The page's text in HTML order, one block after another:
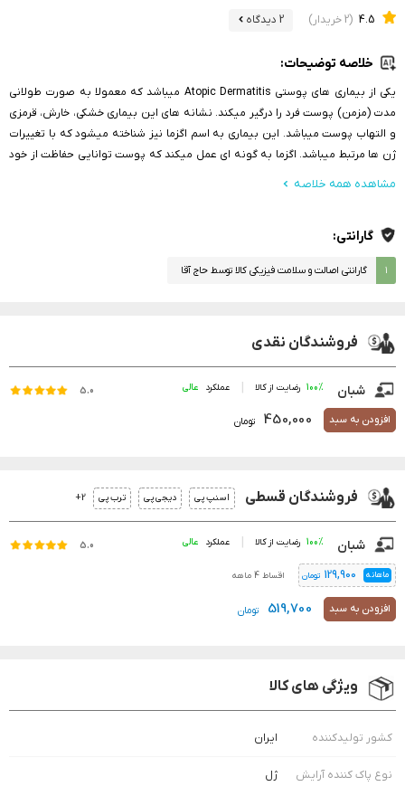
4.5 (2 خریدار) 2 دیدگاه
خلاصه توضیحات:
یکی از بیماری های پوستی Atopic Dermatitis میباشد که معمولا به صورت طولانی
مدت (مزمن) پوست فرد را درگیر میکند. نشانه های این بیماری خشکی، خارش، قرمزی
و التهاب پوست میباشد. این بیماری به اسم اگزما نیز شناخته میشود که با تغییرات
ژن ها مرتبط میباشد. اگزما به گونه ای عمل میکند که پوست توانایی حفاظت از خود
مشاهده همه خلاصه
گارانتی:
۱ گارانتی اصالت و سلامت فیزیکی کالا توسط حاج آقا
فروشندگان نقدی
شبان 5.0 100% رضایت از کالا عملکرد
افزودن به سبد تومان 450,000
فروشندگان قسطی اسنپ پی دیجی پی ترب پی 2+
شبان 5.0 100% رضایت از کالا عملکرد
افزودن به سبد تومان 519,700
ماهانه 129,900 تومان اقساط 4 ماهه
ویژگی های کالا
کشور تولید‌کننده ایران
نوع پاک کننده آرایش
ژل